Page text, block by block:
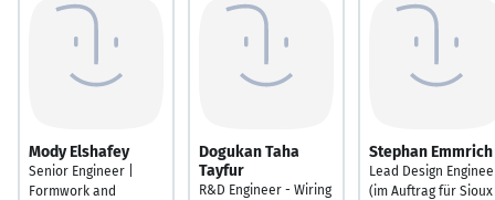
Mody Elshafey
Senior Engineer |
Formwork and
Dogukan Taha
Tayfur
R&D Engineer - Wiring
Stephan Emmrich
Lead Design
(im Auftrag für Sioux